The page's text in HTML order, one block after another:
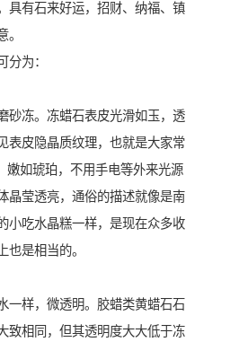
具有石来好运，招财、纳福、镇
。
分为：
砂冻。冻蜡石表皮光滑如玉，透
表皮隐晶质纹理，也就是大家常
嫩如琥珀，不用手电等外来光源
晶莹透亮，通俗的描述就像是南
小吃水晶糕一样，是现在众多收
也是相当的。
一样，微透明。胶蜡类黄蜡石石
致相同，但其透明度大大低于冻